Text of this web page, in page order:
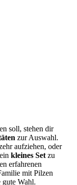
soll, stehen dir
zur Auswahl.
aufziehen, oder
kleines Set zu
erfahrenen
mit Pilzen
gute Wahl.